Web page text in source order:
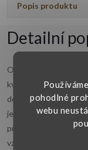
pohodlné
webu
Popis produktu
Detailní
Osobitý a nadčasový
kvalitního žlutého
detailní ruční rytina s
jedinečný charakter.
prostor pro drobnou
vzpomínku. Je